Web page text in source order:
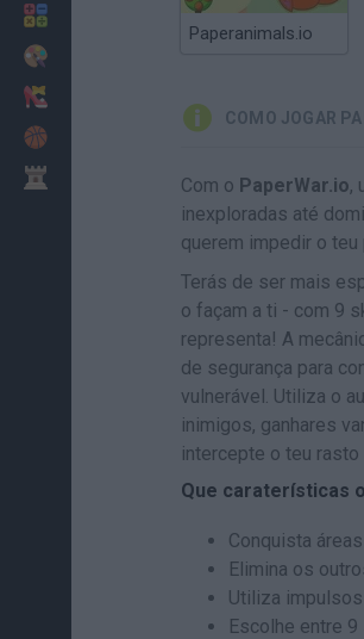
Paperanimals.io
COMO JOGAR
Com o PaperWar.io,
inexploradas até
querem impedir o
Terás de ser mais
o façam a ti - com 9
representa! A
de segurança para
vulnerável. Utiliza o
inimigos, ganhares
intercepte o teu
Que caraterísticas
Conquista
Elimina os
Utiliza
Escolhe entre